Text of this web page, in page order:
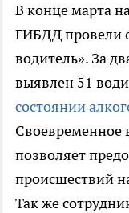
В конце марта
ГИБДД провели
водитель». За
выявлен 51
состоянии
Своевременное
позволяет
происшествий
Так же